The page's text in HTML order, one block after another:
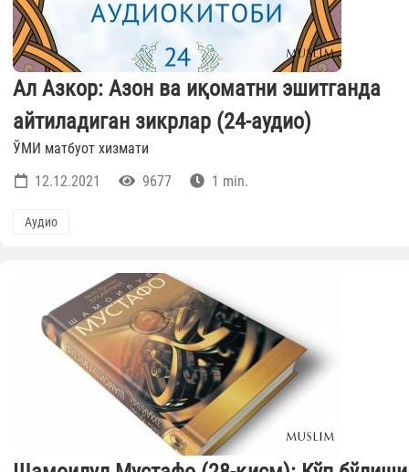
Ал Азкор: Азон ва иқоматни эшитганда
айтиладиган зикрлар (24-аудио)
ЎМИ матбуот хизмати
12.12.2021
9677 1 min.
Аудио